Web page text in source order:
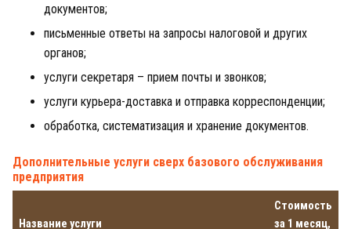
документов;
письменные ответы на запросы налоговой и других
органов;
услуги секретаря – прием почты и звонков;
услуги курьера-доставка и отправка корреспонденции;
обработка, систематизация и хранение документов.
Дополнительные услуги сверх базового обслуживания
предприятия
Название услуги
Стоимость
за 1 месяц,